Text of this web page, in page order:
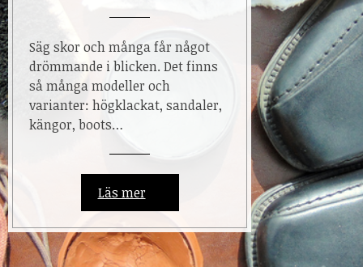
Säg skor och många får något
drömmande i blicken. Det finns
så många modeller och
varianter: högklackat, sandaler,
kängor, boots…
Läs mer